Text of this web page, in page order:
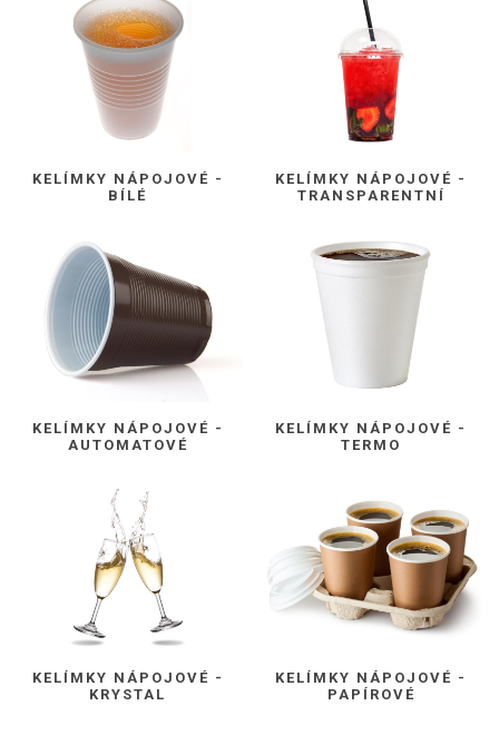
KELÍMKY NÁPOJOVÉ -
BÍLÉ
KELÍMKY NÁPOJOVÉ -
TRANSPARENTNÍ
KELÍMKY NÁPOJOVÉ -
AUTOMATOVÉ
KELÍMKY NÁPOJOVÉ -
TERMO
KELÍMKY NÁPOJOVÉ -
KRYSTAL
KELÍMKY NÁPOJOVÉ -
PAPÍROVÉ